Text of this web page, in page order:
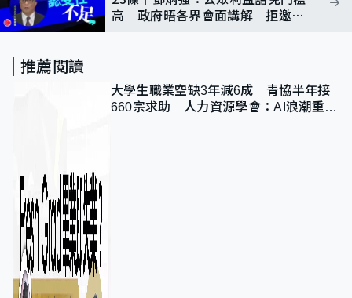
高 政府晤各界會面講解 拒邀記
推薦閱讀
大學生職業空缺3年減6成 青協半年接
660宗求助 人力資源學會：AI浪潮重整